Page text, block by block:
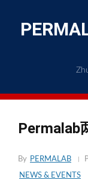
Permalab
By PERMALAB
NEWS & EVENTS